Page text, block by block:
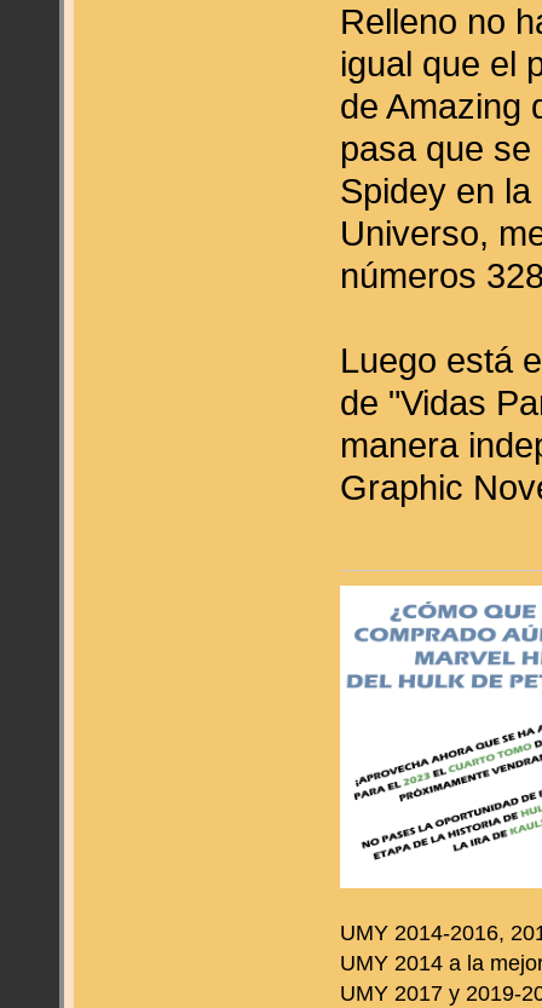
Relleno no
igual que el
de Amazing
pasa que
Spidey en
Universo,
números
Luego está
de "Vidas
manera
Graphic
UMY 2014-2016,
UMY 2014 a la
UMY 2017 y 2019-